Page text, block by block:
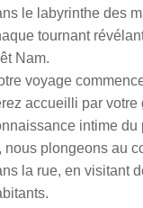
le labyrinthe des
tournant
Nam.
voyage
accueilli par
intime du
nous plongeons au
la rue, en visitant